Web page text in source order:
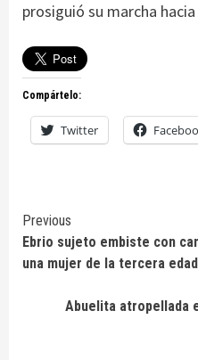
prosiguió su marcha
Compártelo:
Twitter
Continue
Reading
Previous
Ebrio sujeto embiste con
una mujer de la tercera edad
Abuelita atropellada